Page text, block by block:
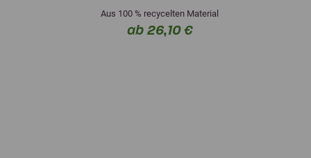
Aus 100 % recycelten Material
ab 26,10 €